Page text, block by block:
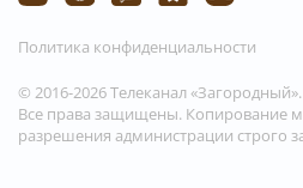
© 2016-2026 Телеканал «Загородный».
Все права защищены. Копирование
разрешения администрации строго
Политика конфиденциальности